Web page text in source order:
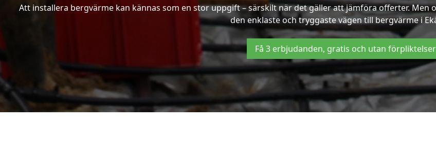
Att installera bergvärme kan kännas som en stor uppgift – särskilt när det gäller att jämföra offerter.
den enklaste och tryggaste vägen till bergvärme i
Få 3 erbjudanden, gratis och utan förpliktelser